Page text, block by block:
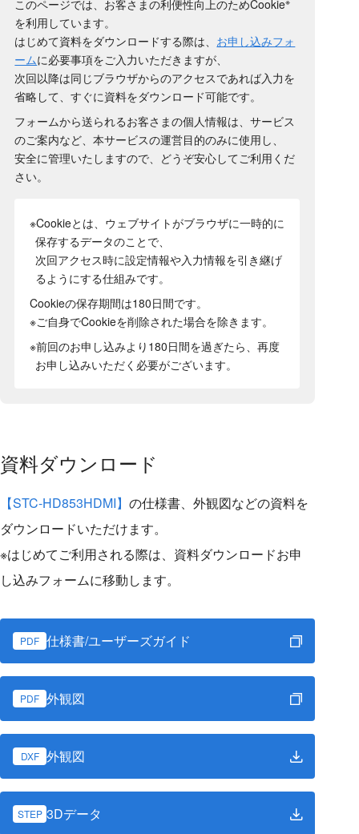
このページでは、お客さまの利便性向上のためCookie
を利用しています。
はじめて資料をダウンロードする際は、 お申し込みフォ
ームに必要事項をご入力いただきますが、
次回以降は同じブラウザからのアクセスであれば入力を
省略して、すぐに資料をダウンロード可能です。
フォームから送られるお客さまの個人情報は、サービス
のご案内など、本サービスの運営目的のみに使用し、
安全に管理いたしますので、どうぞ安心してご利用くだ
さい。
※Cookieとは、ウェブサイトがブラウザに一時的に
保存するデータのことで、
次回アクセス時に設定情報や入力情報を引き継げ
るようにする仕組みです。
Cookieの保存期間は180日間です。
※ご自身でCookieを削除された場合を除きます。
※前回のお申し込みより180日間を過ぎたら、再度
お申し込みいただく必要がございます。
資料ダウンロード
【STC-HD853HDMI】 の仕様書、外観図などの資料を
ダウンロードいただけます。
※はじめてご利用される際は、資料ダウンロードお申
し込みフォームに移動します。
PDF 仕様書/ユーザーズガイド
PDF 外観図
DXF 外観図
STEP 3Dデータ